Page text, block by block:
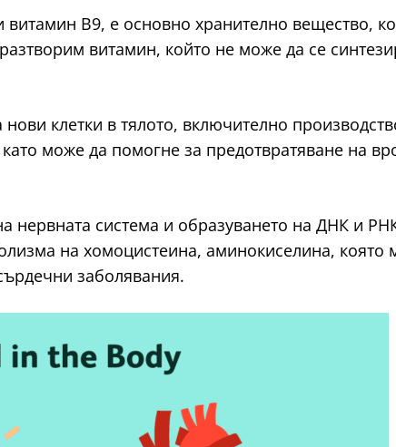
В9, е основно хранително вещество,
витамин, който не може да се
клетки в тялото, включително
може да помогне за предотвратяване на
система и образуването на ДНК и
на хомоцистеина, аминокиселина, която
заболявания.